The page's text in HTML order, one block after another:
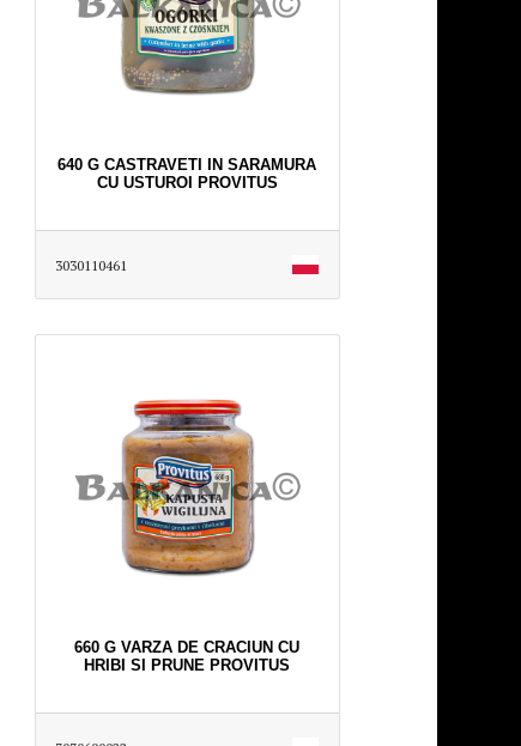
640 G CASTRAVETI IN SARAMURA
CU USTUROI PROVITUS
3030110461
660 G VARZA DE CRACIUN CU
HRIBI SI PRUNE PROVITUS